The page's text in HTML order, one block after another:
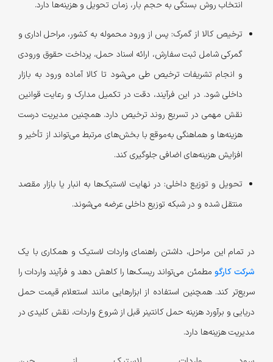
انتخاب روش بستگی به حجم بار، زمان تحویل و هزینه‌ها دارد.
ترخیص کالا از گمرک: پس از ورود محموله به کشور، مراحل اداری و
گمرکی شامل ثبت سفارش، ارائه اسناد حمل، پرداخت حقوق ورودی
و انجام تشریفات ترخیص طی می‌شود تا کالا آماده ورود به بازار
داخلی شود. در این فرآیند، دقت در تکمیل مدارک و رعایت قوانین
نقش مهمی در تسریع روند ترخیص دارد. همچنین مدیریت درست
هزینه‌ها و هماهنگی به‌موقع با بخش‌های مرتبط می‌تواند از تأخیر و
افزایش هزینه‌های اضافی جلوگیری کند.
تحویل و توزیع داخلی: در نهایت لاستیک‌ها به انبار یا بازار مقصد
منتقل شده و در شبکه توزیع داخلی عرضه می‌شوند.
در تمام این مراحل، داشتن راهنمای واردات لاستیک و همکاری با یک
شرکت کارگو مطمئن می‌تواند ریسک‌ها را کاهش دهد و فرآیند واردات را
سریع‌تر کند. همچنین استفاده از ابزارهایی مانند استعلام قیمت حمل
دریایی و برآورد هزینه حمل کانتینر قبل از شروع واردات، نقش کلیدی در
مدیریت هزینه‌ها دارد.